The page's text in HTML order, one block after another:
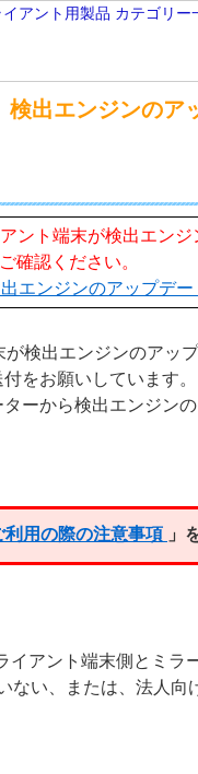
アント用製品 カテゴリー
検出エンジンの
ント端末が検出エン
確認ください。
エンジンのアップデ
検出エンジンのアッ
をお願いしています。
ーから検出エンジン
利用の際の注意事項 」
イアント端末側とミラ
ない、または、法人